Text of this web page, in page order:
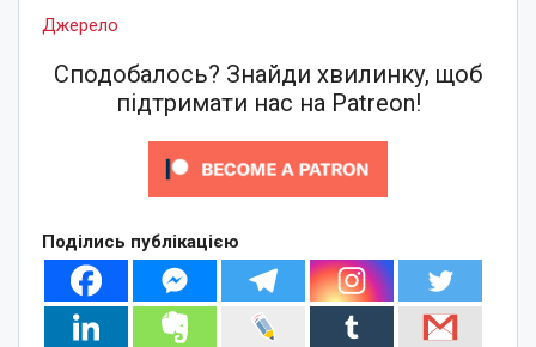
Джерело
Сподобалось? Знайди хвилинку, щоб
підтримати нас на Patreon!
Поділись публікацією